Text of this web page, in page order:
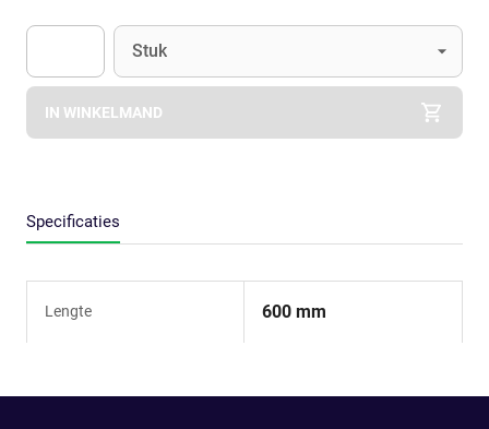
Apok.Product.Detail.AddToCart.Quantity (Optioneel)
Eenheid
Stuk
IN WINKELMAND
Specificaties
Lengte 600 mm